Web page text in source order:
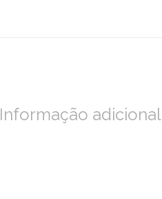
Informação adicional